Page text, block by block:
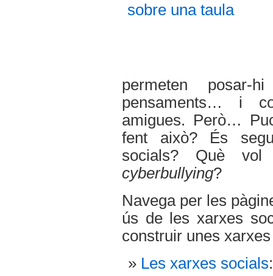
permeten posar-
pensaments… i
amigues. Però…
fent això? És
socials? Què
cyberbullying?
Navega per les
ús de les xarxes
construir unes
Les xarxes socials